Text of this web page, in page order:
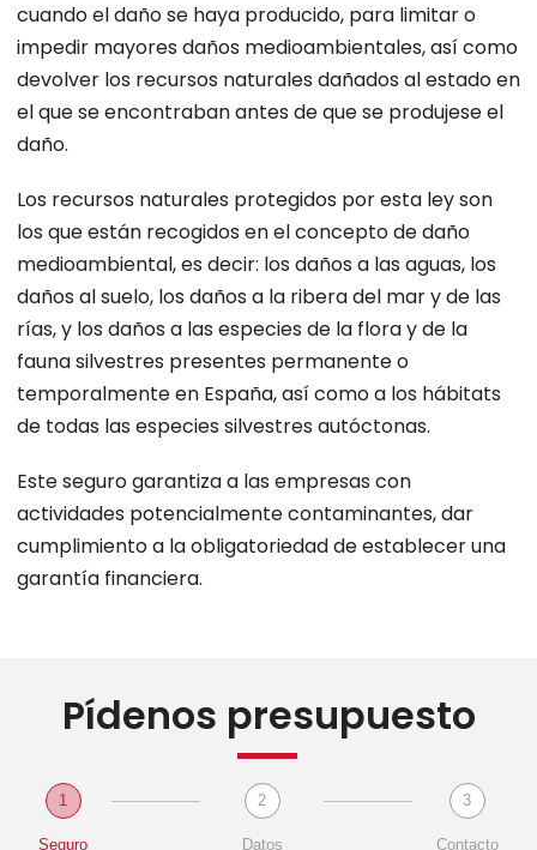
cuando el daño se haya producido, para limitar o
impedir mayores daños medioambientales, así como
devolver los recursos naturales dañados al estado en
el que se encontraban antes de que se produjese el
daño.
Los recursos naturales protegidos por esta ley son
los que están recogidos en el concepto de daño
medioambiental, es decir: los daños a las aguas, los
daños al suelo, los daños a la ribera del mar y de las
rías, y los daños a las especies de la flora y de la
fauna silvestres presentes permanente o
temporalmente en España, así como a los hábitats
de todas las especies silvestres autóctonas.
Este seguro garantiza a las empresas con
actividades potencialmente contaminantes, dar
cumplimiento a la obligatoriedad de establecer una
garantía financiera.
Pídenos presupuesto
1
Seguro
2
Datos
3
Contacto